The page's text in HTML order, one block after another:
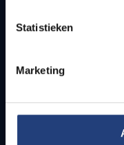
Statistieken
Marketing
Bereikbaarheid